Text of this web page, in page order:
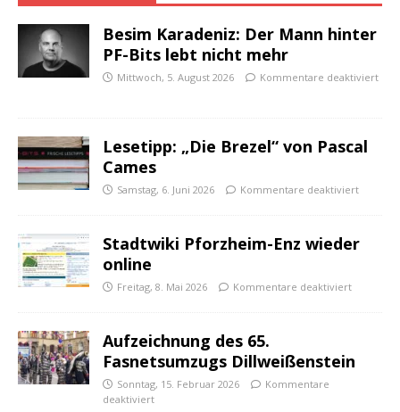
Besim Karadeniz: Der Mann hinter
PF-Bits lebt nicht mehr
Mittwoch, 5. August 2026 Kommentare deaktiviert
Lesetipp: „Die Brezel“ von Pascal
Cames
Samstag, 6. Juni 2026 Kommentare deaktiviert
Stadtwiki Pforzheim-Enz wieder
online
Freitag, 8. Mai 2026 Kommentare deaktiviert
Aufzeichnung des 65.
Fasnetsumzugs Dillweißenstein
Sonntag, 15. Februar 2026
Kommentare
deaktiviert